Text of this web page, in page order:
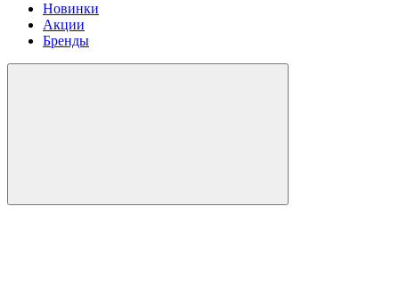
Новинки
Акции
Бренды